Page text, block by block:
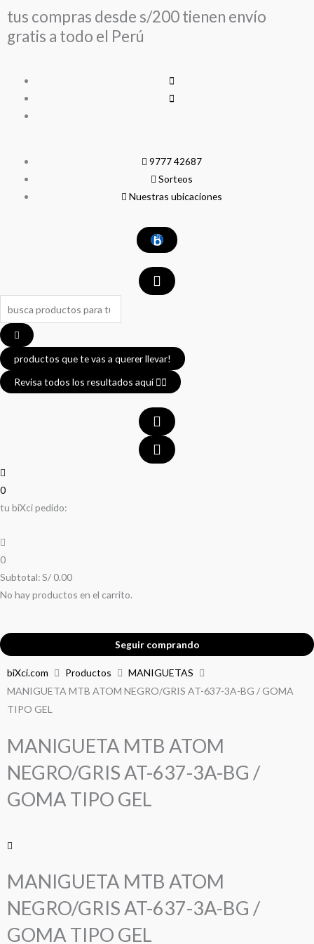
contenido
tus compras desde s/200 tienen envío
gratis a todo el Perú
9777 42687
Sorteos
Nuestras ubicaciones
Search
...
productos que te vas a querer llevar!
Revisa todos los resultados aquí 👈🏼
0
tu biXci pedido:
0
Subtotal:S/ 0.00
No hay productos en el carrito.
Seguir comprando
biXci.com Productos
MANIGUETAS
MANIGUETA MTB ATOM NEGRO/GRIS AT-637-3A-BG / GOMA
TIPO GEL
MANIGUETA MTB ATOM
NEGRO/GRIS AT-637-3A-BG /
GOMA TIPO GEL
MANIGUETA MTB ATOM
NEGRO/GRIS AT-637-3A-BG /
GOMA TIPO GEL